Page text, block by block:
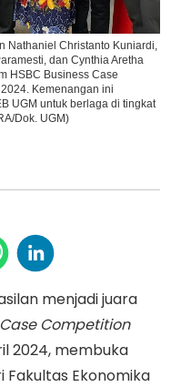
Nathaniel Christanto Kuniardi,
dan Cynthia Aretha
HSBC Business Case
Kemenangan ini
UGM untuk berlaga di tingkat
Dok. UGM)
menjadi juara
Competition
2024, membuka
Fakultas Ekonomika